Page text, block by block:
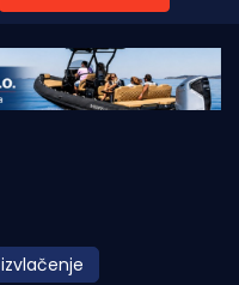
izvlačenje